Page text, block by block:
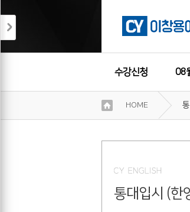
수강신청 08
수강후기
약
HOME
통대입시 (한